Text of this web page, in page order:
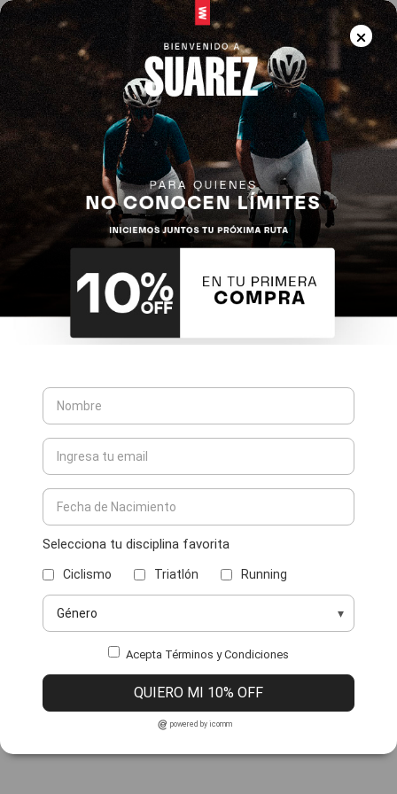
Selecciona tu disciplina favorita
Ciclismo Triatlón Running
Acepta Términos y Condiciones
QUIERO MI 10% OFF
powered by icomm